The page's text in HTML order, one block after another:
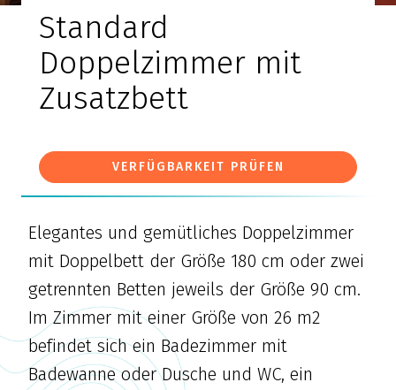
Standard
Doppelzimmer mit
Zusatzbett
VERFÜGBARKEIT PRÜFEN
Elegantes und gemütliches Doppelzimmer
mit Doppelbett der Größe 180 cm oder zwei
getrennten Betten jeweils der Größe 90 cm.
Im Zimmer mit einer Größe von 26 m2
befindet sich ein Badezimmer mit
Badewanne oder Dusche und WC, ein